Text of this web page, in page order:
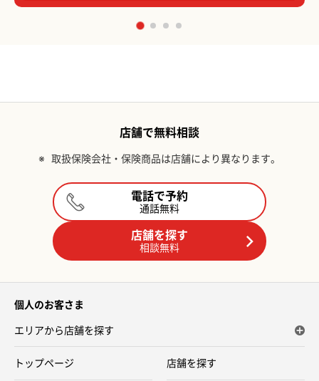
店舗で無料相談
※ 取扱保険会社・保険商品は店舗により異なります。
電話で予約
通話無料
店舗を探す
相談無料
個人のお客さま
エリアから店舗を探す
トップページ 店舗を探す